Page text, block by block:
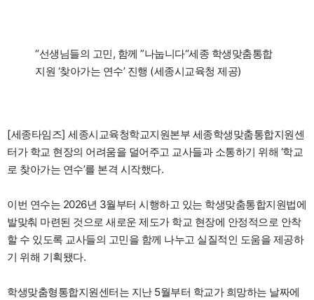
“선생님들의 고민, 함께 ”나눕니다“세종 학생맞춤통합
지원 ‘찾아가는 연수’ 진행 (세종시교육청 제공)
[세종타임즈] 세종시교육청학교지원본부 세종학생맞춤통합지원센
터가 학교 현장의 어려움을 덜어주고 교사들과 소통하기 위해 ‘학교
로 찾아가는 연수’를 본격 시작했다.
이번 연수는 2026년 3월부터 시행하고 있는 학생맞춤통합지원법에
발맞춰 마련된 것으로 새로운 제도가 학교 현장에 안정적으로 안착
할 수 있도록 교사들의 고민을 함께 나누고 실질적인 도움을 제공하
기 위해 기획됐다.
학생맞춤형통합지원센터는 지난 5월부터 학교가 희망하는 날짜에